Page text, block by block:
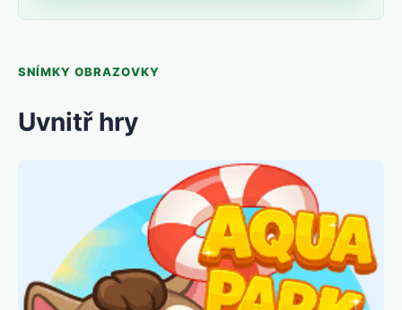
SNÍMKY OBRAZOVKY
Uvnitř hry